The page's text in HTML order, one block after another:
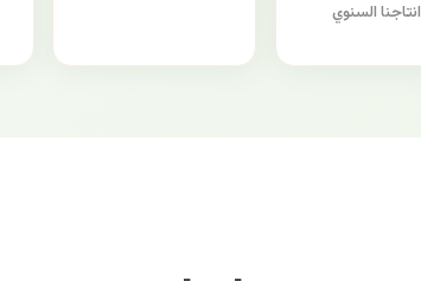
انتاجنا السنوي